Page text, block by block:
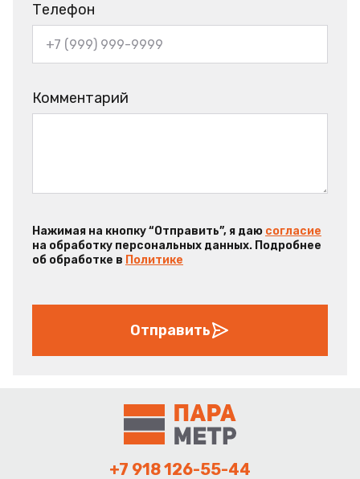
Телефон
Комментарий
Нажимая на кнопку “Отправить”, я даю согласие
на обработку персональных данных. Подробнее
об обработке в Политике
Отправить
+7 918 126-55-44